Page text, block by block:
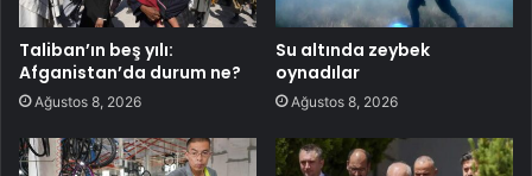
Taliban’ın beş yılı:
Afganistan’da durum ne?
Ağustos 8, 2026
Su altında zeybek
oynadılar
Ağustos 8, 2026